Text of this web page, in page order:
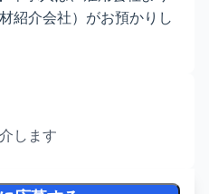
紹介会社）がお預かりし
します